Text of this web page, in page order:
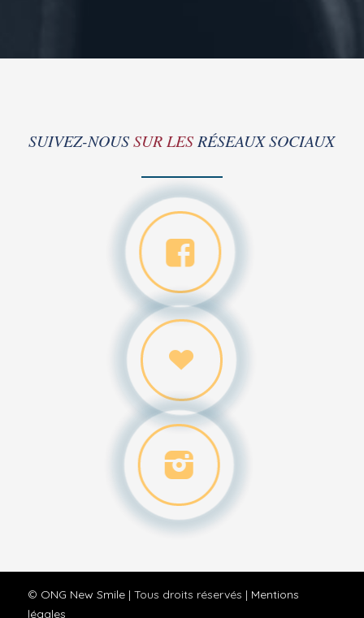
SUIVEZ-NOUSSUR LES RÉSEAUX SOCIAUX
© ONG New Smile| Tous droits réservés | Mentions
légales